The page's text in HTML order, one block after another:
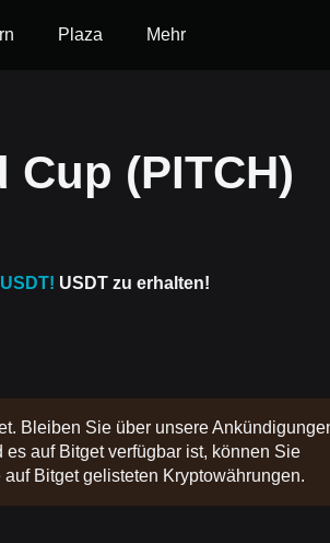
Plaza Mehr
(PITCH)
USDT zu erhalten!
Bleiben Sie über unsere
auf Bitget verfügbar ist, können Sie
Bitget gelisteten Kryptowährungen.